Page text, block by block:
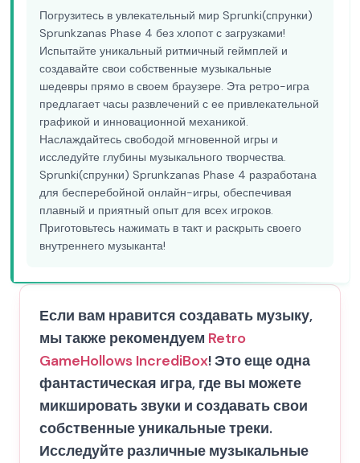
Погрузитесь в увлекательный мир Sprunki(спрунки)
Sprunkzanas Phase 4 без хлопот с загрузками!
Испытайте уникальный ритмичный геймплей и
создавайте свои собственные музыкальные
шедевры прямо в своем браузере. Эта ретро-игра
предлагает часы развлечений с ее привлекательной
графикой и инновационной механикой.
Наслаждайтесь свободой мгновенной игры и
исследуйте глубины музыкального творчества.
Sprunki(спрунки) Sprunkzanas Phase 4 разработана
для бесперебойной онлайн-игры, обеспечивая
плавный и приятный опыт для всех игроков.
Приготовьтесь нажимать в такт и раскрыть своего
внутреннего музыканта!
Если вам нравится создавать музыку,
мы также рекомендуем Retro
GameHollows IncrediBox! Это еще одна
фантастическая игра, где вы можете
микшировать звуки и создавать свои
собственные уникальные треки.
Исследуйте различные музыкальные